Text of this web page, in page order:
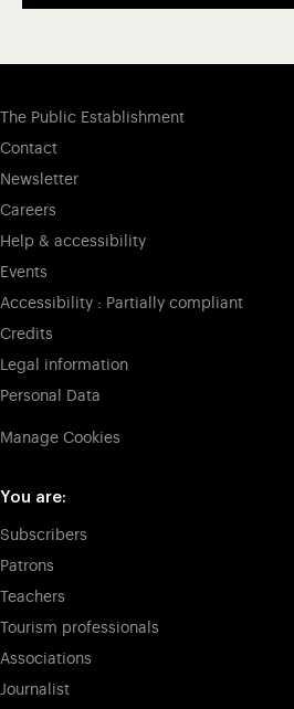
The Public Establishment
Contact
Newsletter
Careers
Help & accessibility
Events
Accessibility : Partially compliant
Credits
Legal information
Personal Data
Manage Cookies
You are:
Subscribers
Patrons
Teachers
Tourism professionals
Associations
Journalist